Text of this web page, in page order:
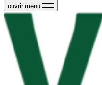
ouvrir menu